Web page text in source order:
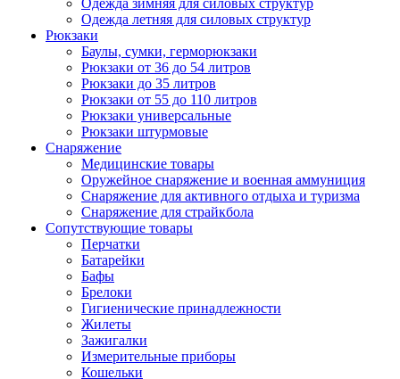
Одежда зимняя для силовых структур
Одежда летняя для силовых структур
Рюкзаки
Баулы, сумки, герморюкзаки
Рюкзаки от 36 до 54 литров
Рюкзаки до 35 литров
Рюкзаки от 55 до 110 литров
Рюкзаки универсальные
Рюкзаки штурмовые
Снаряжение
Медицинские товары
Оружейное снаряжение и военная аммуниция
Снаряжение для активного отдыха и туризма
Снаряжение для страйкбола
Сопутствующие товары
Перчатки
Батарейки
Бафы
Брелоки
Гигиенические принадлежности
Жилеты
Зажигалки
Измерительные приборы
Кошельки